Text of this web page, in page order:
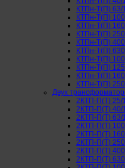
КТПн-Т(П) 63/
КТПн-Т(П)
КТПн-Т(П)
КТПн-Т(П)
КТПн-Т(П)
КТПн-Т(П)
КТПн-Т(П)
КТПн-Т(П)
КТПн-Т(П)
КТПн-Т(П)
Двух
2КТП-П(Т) 25/
2КТП-П(Т) 40/
2КТП-П(Т) 63/
2КТП-П(Т)
2КТП-П(Т)
2КТП-П(Т)
2КТП-П(Т)
2КТП-П(Т)